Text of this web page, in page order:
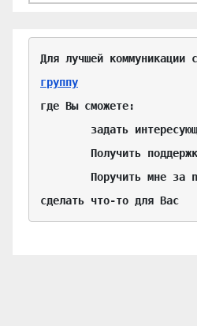
группу
где Вы сможете:
сделать что-то для Вас